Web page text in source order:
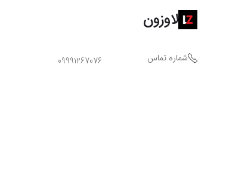
لاوزون
شماره تماس 09991267076